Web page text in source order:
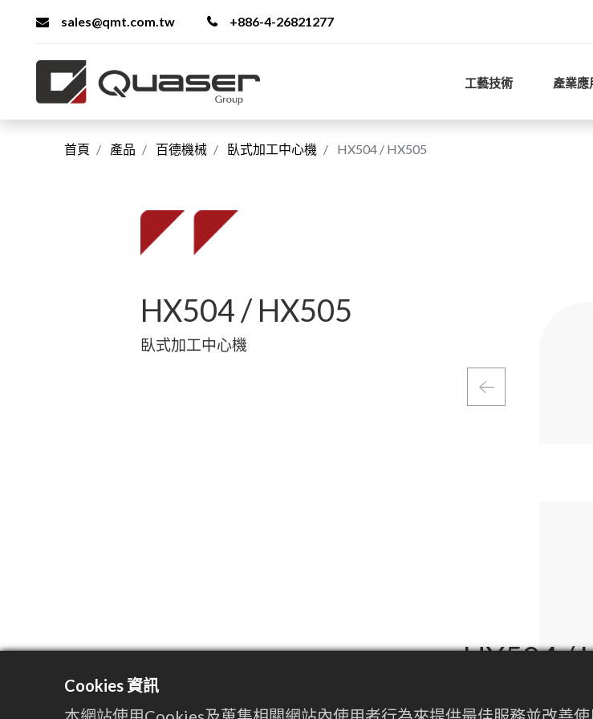
sales@qmt.com.tw +886-4-26821277
工藝技術 產業應
首頁 產品 百德機械 臥式加工中心機 HX504 / HX505
HX504 /
HX504 / HX505
臥式加工中心機
Cookies 資訊